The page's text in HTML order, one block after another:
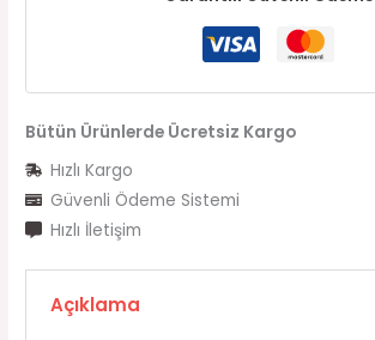
Bütün Ürünlerde Ücretsiz Kargo
Hızlı Kargo
Güvenli Ödeme Sistemi
Hızlı İletişim
Açıklama